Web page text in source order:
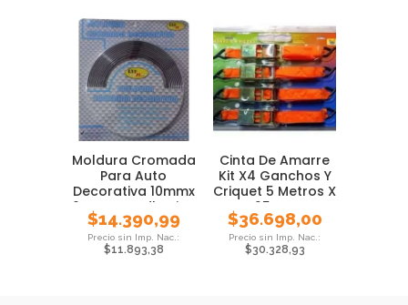
Moldura Cromada
Para Auto
Decorativa 10mmx
6 Metros Adhesiva
$14.390,99
$11.893,38
Cinta De Amarre
Kit X4 Ganchos Y
Criquet 5 Metros X
25mm
$36.698,00
$30.328,93